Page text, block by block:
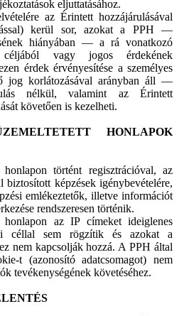
eljuttatásához.
az Érintett hozzájárulásával
kerül sor, azokat a PPH —
hiányában — a rá vonatkozó
céljából vagy jogos érdekének
érdek érvényesítése a személyes
jog korlátozásával arányban áll —
nélkül, valamint az Érintett
követően is kezelheti.
HONLAPOK
történt regisztrációval, az
biztosított képzések igénybevételére,
emlékeztetők, illetve információt
rendszeresen történik.
az IP címeket ideiglenes
céllal sem rögzítik és azokat a
nem kapcsolják hozzá. A PPH által
t (azonosító adatcsomagot) nem
tevékenységének követéséhez.